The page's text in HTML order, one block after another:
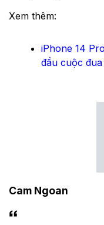
Xem thêm:
iPhone 14
đầu cuộc
Cam Ngoan